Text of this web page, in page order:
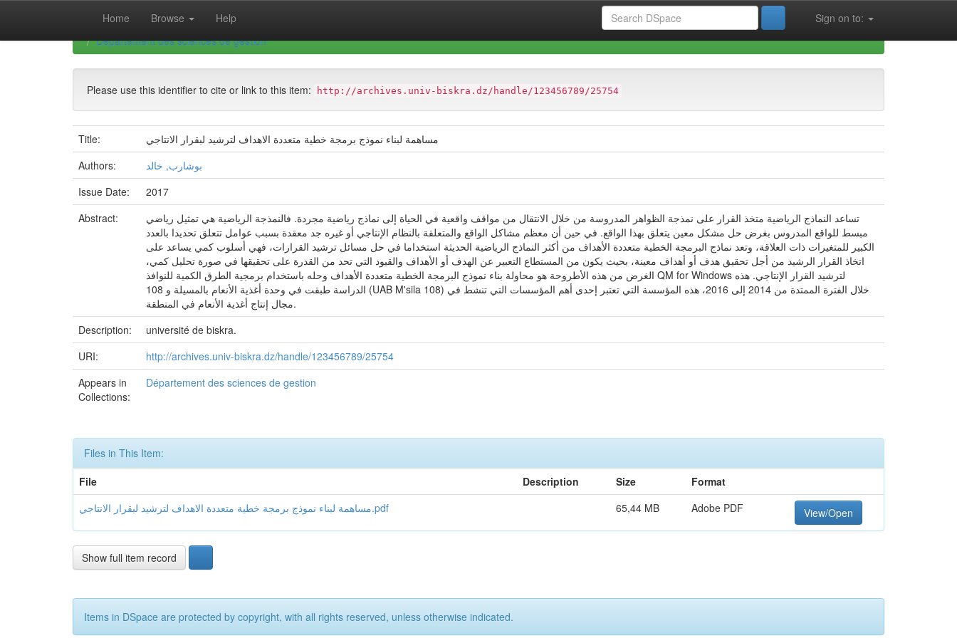
Home Browse Help Sign on to:
Faculté des Sciences Economiques et Commerciales et des Sciences de Gestion (FSECSG)
Département des sciences de gestion
Please use this identifier to cite or link to this item: http://archives.univ-biskra.dz/handle/123456789/25754
Title:
مساهمة لبناء نموذج برمجة خطية متعددة الاهداف لترشيد لبقرار الانتاجي
Authors:
بوشارب, خالد
Issue Date:
2017
Abstract:
تساعد النماذج الرياضية متخذ القرار على نمذجة الظواهر المدروسة من خلال الانتقال من مواقف واقعية في الحياة إلى نماذج رياضية مجردة. فالنمذجة الرياضية هي تمثيل رياضي
مبسط للواقع المدروس بغرض حل مشكل معين يتعلق بهذا الواقع. في حين أن معظم مشاكل الواقع والمتعلقة بالنظام الإنتاجي أو غيره جد معقدة بسبب عوامل تتعلق تحديدا بالعدد
الكبير للمتغيرات ذات العلاقة، وتعد نماذج البرمجة الخطية متعددة الأهداف من أكثر النماذج الرياضية الحديثة استخداما في حل مسائل ترشيد القرارات، فهي أسلوب كمي يساعد على
اتخاذ القرار الرشيد من أجل تحقيق هدف أو أهداف معينة، بحيث يكون من المستطاع التعبير عن الهدف أو الأهداف والقيود التي تحد من القدرة على تحقيقها في صورة تحليل كمي،
الغرض من هذه الأطروحة هو محاولة بناء نموذج البرمجة الخطية متعددة الأهداف وحله باستخدام برمجية الطرق الكمية للنوافذ QM for Windows لترشيد القرار الإنتاجي. هذه
الدراسة طبقت في وحدة أغذية الأنعام بالمسيلة و 108 (UAB M'sila 108) خلال الفترة الممتدة من 2014 إلى 2016، هذه المؤسسة التي تعتبر إحدى أهم المؤسسات التي تنشط في
مجال إنتاج أغذية الأنعام في المنطقة.
Description:
université de biskra.
URI:
http://archives.univ-biskra.dz/handle/123456789/25754
Appears in
Collections:
Département des sciences de gestion
Files in This Item:
File
Description Size
Format
مساهمة لبناء نموذج برمجة خطية متعددة الاهداف لترشيد لبقرار الانتاجي.pdf
65,44 MB Adobe PDF View/Open
Show full item record
Items in DSpace are protected by copyright, with all rights reserved, unless otherwise indicated.